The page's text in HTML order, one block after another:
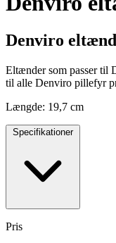
Denviro
Eltænder som passer til
til alle Denviro pillefyr
Længde: 19,7 cm
Specifikationer
Pris